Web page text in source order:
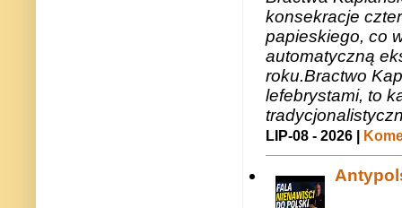
konsekracje
papieskiego, co
automatyczną
roku.Bractwo
lefebrystami, to
LIP-08 - 2026 |